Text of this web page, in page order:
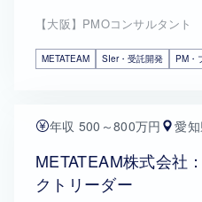
【大阪】PMOコンサルタント
METATEAM SIer・受託開発 PM・
年収 500～800万円 愛
METATEAM株式会社
クトリーダー